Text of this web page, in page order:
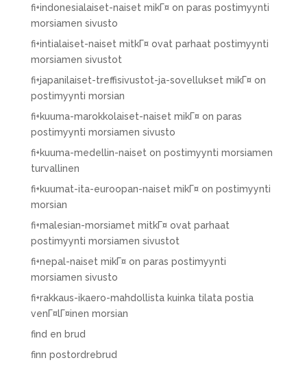
fi+indonesialaiset-naiset mikГ¤ on paras postimyynti
morsiamen sivusto
fi+intialaiset-naiset mitkГ¤ ovat parhaat postimyynti
morsiamen sivustot
fi+japanilaiset-treffisivustot-ja-sovellukset mikГ¤ on
postimyynti morsian
fi+kuuma-marokkolaiset-naiset mikГ¤ on paras
postimyynti morsiamen sivusto
fi+kuuma-medellin-naiset on postimyynti morsiamen
turvallinen
fi+kuumat-ita-euroopan-naiset mikГ¤ on postimyynti
morsian
fi+malesian-morsiamet mitkГ¤ ovat parhaat
postimyynti morsiamen sivustot
fi+nepal-naiset mikГ¤ on paras postimyynti
morsiamen sivusto
fi+rakkaus-ikaero-mahdollista kuinka tilata postia
venГ¤lГ¤inen morsian
find en brud
finn postordrebrud